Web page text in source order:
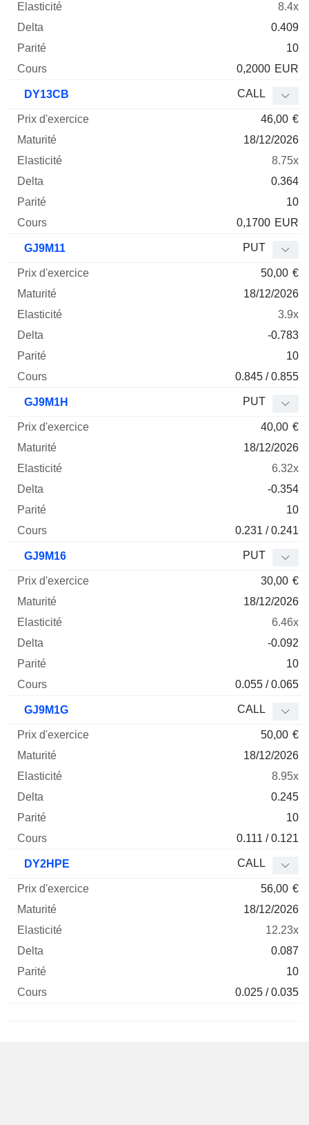
8.4x
0.409
10
0,2000 EUR
DY13CB CALL
46,00 €
18/12/2026
8.75x
0.364
10
0,1700 EUR
GJ9M11 PUT
50,00 €
18/12/2026
3.9x
-0.783
10
0.845 / 0.855
GJ9M1H PUT
40,00 €
18/12/2026
6.32x
-0.354
10
0.231 / 0.241
GJ9M16 PUT
30,00 €
18/12/2026
6.46x
-0.092
10
0.055 / 0.065
GJ9M1G CALL
50,00 €
18/12/2026
8.95x
0.245
10
0.111 / 0.121
DY2HPE CALL
56,00 €
18/12/2026
12.23x
0.087
10
0.025 / 0.035